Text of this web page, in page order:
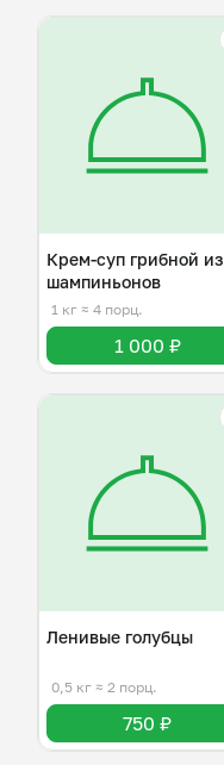
Крем-суп грибной из
шампиньонов
1 кг ≈ 4 порц.
1 000 ₽
Ленивые голубцы
0,5 кг ≈ 2 порц.
750 ₽